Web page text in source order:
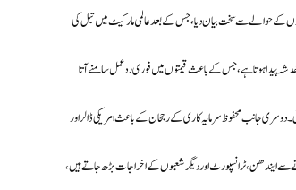
کے حوالے سے سخت بیان دیا، جس کے بعد عالمی مارکیٹ میں تیل کی
پیدا ہوتا ہے، جس کے باعث قیمتوں میں فوری ردعمل سامنے آتا
دوسری جانب محفوظ سرمایہ کاری کے رجحان کے باعث امریکی ڈالر اور
سے ایندھن، ٹرانسپورٹ اور دیگر شعبوں کے اخراجات بڑھ جاتے ہیں،